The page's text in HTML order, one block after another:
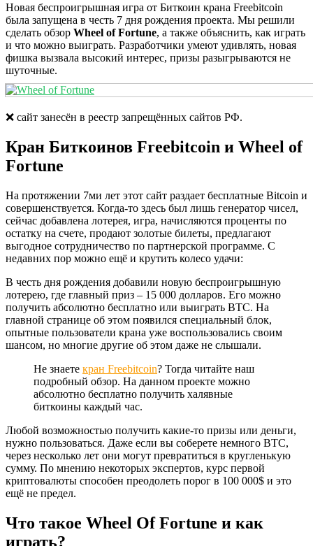
Новая беспроигрышная игра от Биткоин крана Freebitcoin
была запущена в честь 7 дня рождения проекта. Мы решили
сделать обзор Wheel of Fortune, а также объяснить, как играть
и что можно выиграть. Разработчики умеют удивлять, новая
фишка вызвала высокий интерес, призы разыгрываются не
шуточные.
❌ сайт занесён в реестр запрещённых сайтов РФ.
Кран Биткоинов Freebitcoin и Wheel of
Fortune
На протяжении 7ми лет этот сайт раздает бесплатные Bitcoin и
совершенствуется. Когда-то здесь был лишь генератор чисел,
сейчас добавлена лотерея, игра, начисляются проценты по
остатку на счете, продают золотые билеты, предлагают
выгодное сотрудничество по партнерской программе. С
недавних пор можно ещё и крутить колесо удачи:
В честь дня рождения добавили новую беспроигрышную
лотерею, где главный приз – 15 000 долларов. Его можно
получить абсолютно бесплатно или выиграть BTC. На
главной странице об этом появился специальный блок,
опытные пользователи крана уже воспользовались своим
шансом, но многие другие об этом даже не слышали.
Не знаете кран Freebitcoin? Тогда читайте наш
подробный обзор. На данном проекте можно
абсолютно бесплатно получить халявные
биткоины каждый час.
Любой возможностью получить какие-то призы или деньги,
нужно пользоваться. Даже если вы соберете немного BTC,
через несколько лет они могут превратиться в кругленькую
сумму. По мнению некоторых экспертов, курс первой
криптовалюты способен преодолеть порог в 100 000$ и это
ещё не предел.
Что такое Wheel Of Fortune и как
играть?